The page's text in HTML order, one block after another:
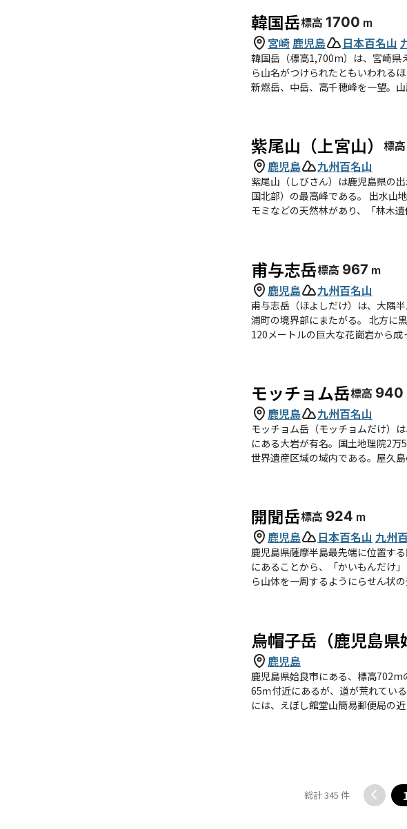
称はこれに由来するとされ、また「御岳」は屋
地域の大部分は霧島屋久国立公園
区に指定されている。山頂付近ま
生い茂っている他の奥岳とは対照
れる。 山頂は巨大な花崗岩からなり、節理による割れ目がある。また山頂は宮之浦岳、永田岳など奥岳の絶好の展望所となる。黒味岳の南
東側直下には花之江河と呼ばれる高層湿原が広がる。 安房から林道を23km登り、淀川
韓国岳標高 1700 m
宮崎鹿児島 日本百名山
韓国岳（標高1,700m）は、宮崎県
ら山名がつけられたともいわれる
新燃岳、中岳、高千穂峰を一望。
紫尾山（上宮山） 標高
鹿児島
九州百名山
紫尾山（しびさん）は鹿児島県の
国北部）の最高峰である。 出水山地の中でも抜きん出て標高が高いため、山頂付近の植生が周辺地域とは異なっている。ブナ、アカガシ、
甫与志岳標高 967 m
鹿児島
九州百名山
甫与志岳（ほよしだけ）は、大隅
浦町の境界部にまたがる。 北方に黒尊岳、国見山が連なり、三山を合わせて「国見の三岳」と呼ばれる。山頂付近は高さ20メートル、周囲
120メートルの巨大な花崗岩から
付近には落葉広葉樹も見られる。
ボノツツジの群落がある。甫与志
されている。
モッチョム岳標高 940
鹿児島
九州百名山
モッチョム岳（モッチョムだけ）は、屋
にある大岩が有名。国土地理院2
世界遺産区域の域内である。屋久島の南端近くに位置する山である。
障子岳周辺と共に屋久島三大岩壁に数えられる。 登山道は現在専ら使われているタナヨケ歩道がある
道となっている。 三大岩壁ということで、南壁を中心に何本もクライミングルートが拓かれているが、屋久島の花崗岩壁の節理が少なくリ
スやクラックの少ない性質と、垂
ることもあるが風化による変化が
開聞岳標高 924 m
鹿児島
日本百名山 九州
鹿児島県薩摩半島最先端に位置す
にあることから、「かいもんだけ
ら山体を一周するようにらせん状
烏帽子岳（鹿児島県
鹿児島
鹿児島県姶良市にある、標高
65ｍ付近にあるが、道が荒れてい
には、えぼし館堂山簡易郵便局の
総計 345 件